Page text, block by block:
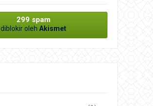
299 spam
diblokir oleh Akismet